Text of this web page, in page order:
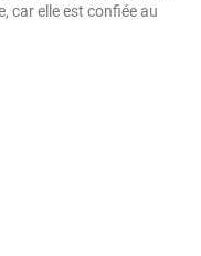
car elle est confiée au